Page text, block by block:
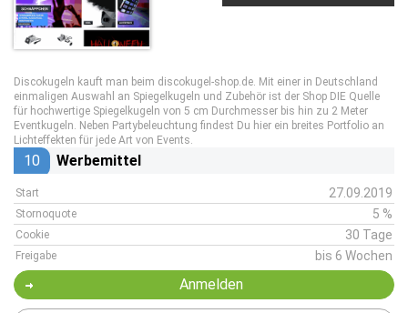
Discokugeln kauft man beim discokugel-shop.de. Mit einer in Deutschland
einmaligen Auswahl an Spiegelkugeln und Zubehör ist der Shop DIE Quelle
für hochwertige Spiegelkugeln von 5 cm Durchmesser bis hin zu 2 Meter
Eventkugeln. Neben Partybeleuchtung findest Du hier ein breites Portfolio an
Lichteffekten für jede Art von Events.
10 Werbemittel
Start 27.09.2019
Stornoquote 5 %
Cookie 30 Tage
Freigabe bis 6 Wochen
Anmelden